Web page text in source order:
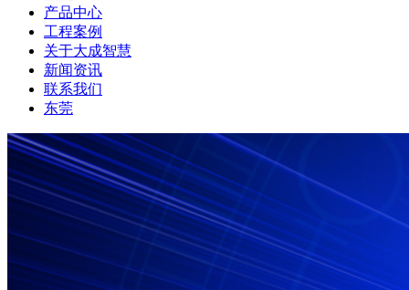
产品中心
工程案例
关于大成智慧
新闻资讯
联系我们
东莞